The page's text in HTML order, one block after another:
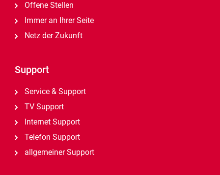
Offene Stellen
Immer an Ihrer Seite
Netz der Zukunft
Support
Service & Support
TV Support
Internet Support
Telefon Support
allgemeiner Support